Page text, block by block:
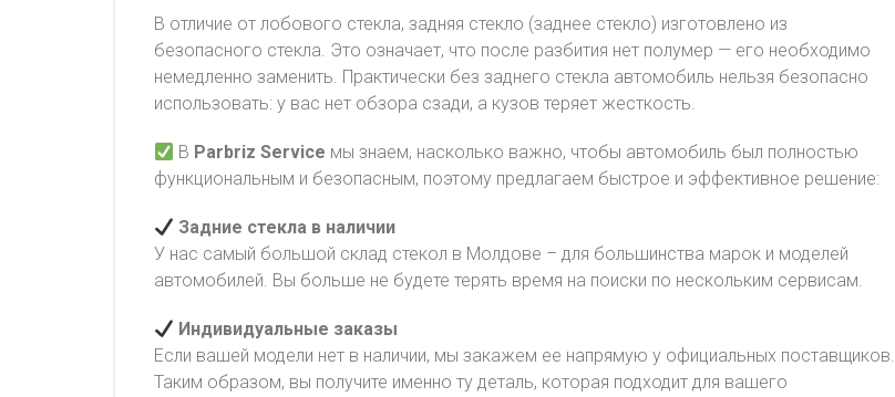
В отличие от лобового стекла, задняя стекло (заднее стекло) изготовлено из
безопасного стекла. Это означает, что после разбития нет полумер — его необходимо
немедленно заменить. Практически без заднего стекла автомобиль нельзя безопасно
использовать: у вас нет обзора сзади, а кузов теряет жесткость.
В Parbriz Service мы знаем, насколько важно, чтобы автомобиль был полностью
функциональным и безопасным, поэтому предлагаем быстрое и эффективное решение:
Задние стекла в наличии
У нас самый большой склад стекол в Молдове – для большинства марок и моделей
автомобилей. Вы больше не будете терять время на поиски по нескольким сервисам.
Индивидуальные заказы
Если вашей модели нет в наличии, мы закажем ее напрямую у официальных поставщиков.
Таким образом, вы получите именно ту деталь, которая подходит для вашего